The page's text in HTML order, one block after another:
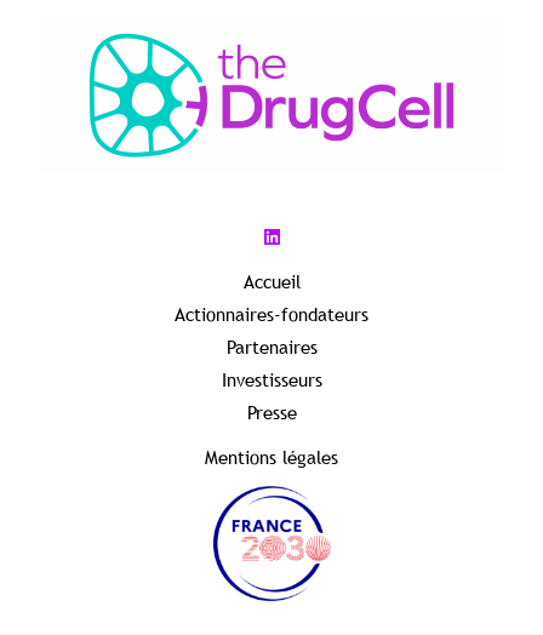
Accueil
Actionnaires-fondateurs
Partenaires
Investisseurs
Presse
Mentions légales